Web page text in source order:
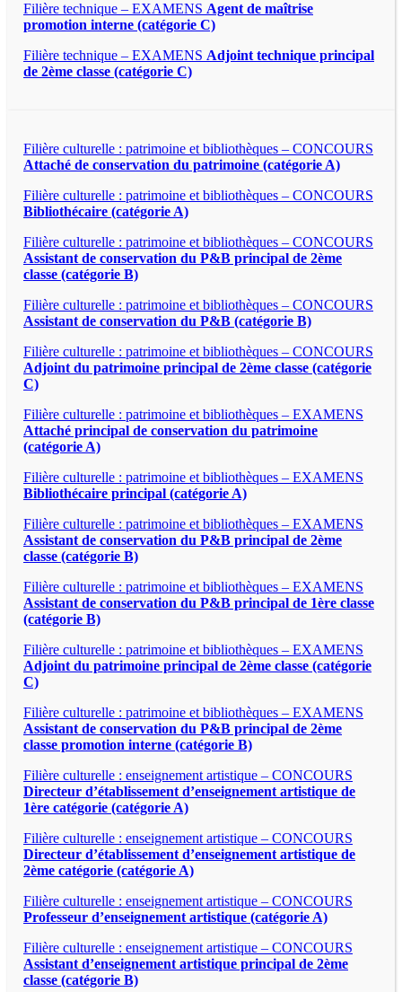
Filière technique – EXAMENS Agent de maîtrise
promotion interne (catégorie C)
Filière technique – EXAMENS Adjoint technique principal
de 2ème classe (catégorie C)
Filière culturelle : patrimoine et bibliothèques – CONCOURS
Attaché de conservation du patrimoine (catégorie A)
Filière culturelle : patrimoine et bibliothèques – CONCOURS
Bibliothécaire (catégorie A)
Filière culturelle : patrimoine et bibliothèques – CONCOURS
Assistant de conservation du P&B principal de 2ème
classe (catégorie B)
Filière culturelle : patrimoine et bibliothèques – CONCOURS
Assistant de conservation du P&B (catégorie B)
Filière culturelle : patrimoine et bibliothèques – CONCOURS
Adjoint du patrimoine principal de 2ème classe (catégorie
C)
Filière culturelle : patrimoine et bibliothèques – EXAMENS
Attaché principal de conservation du patrimoine
(catégorie A)
Filière culturelle : patrimoine et bibliothèques – EXAMENS
Bibliothécaire principal (catégorie A)
Filière culturelle : patrimoine et bibliothèques – EXAMENS
Assistant de conservation du P&B principal de 2ème
classe (catégorie B)
Filière culturelle : patrimoine et bibliothèques – EXAMENS
Assistant de conservation du P&B principal de 1ère classe
(catégorie B)
Filière culturelle : patrimoine et bibliothèques – EXAMENS
Adjoint du patrimoine principal de 2ème classe (catégorie
C)
Filière culturelle : patrimoine et bibliothèques – EXAMENS
Assistant de conservation du P&B principal de 2ème
classe promotion interne (catégorie B)
Filière culturelle : enseignement artistique – CONCOURS
Directeur d’établissement d’enseignement artistique de
1ère catégorie (catégorie A)
Filière culturelle : enseignement artistique – CONCOURS
Directeur d’établissement d’enseignement artistique de
2ème catégorie (catégorie A)
Filière culturelle : enseignement artistique – CONCOURS
Professeur d’enseignement artistique (catégorie A)
Filière culturelle : enseignement artistique – CONCOURS
Assistant d’enseignement artistique principal de 2ème
classe (catégorie B)